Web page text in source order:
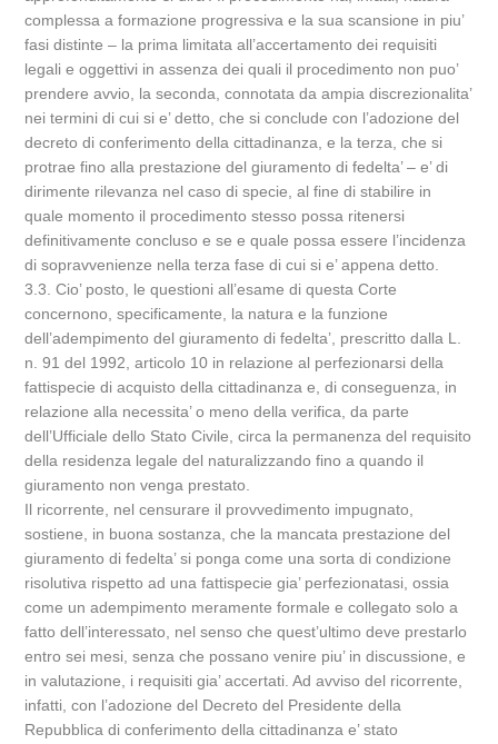
complessa a formazione progressiva e la sua scansione in piu’
fasi distinte – la prima limitata all’accertamento dei requisiti
legali e oggettivi in assenza dei quali il procedimento non puo’
prendere avvio, la seconda, connotata da ampia discrezionalita’
nei termini di cui si e’ detto, che si conclude con l’adozione del
decreto di conferimento della cittadinanza, e la terza, che si
protrae fino alla prestazione del giuramento di fedelta’ – e’ di
dirimente rilevanza nel caso di specie, al fine di stabilire in
quale momento il procedimento stesso possa ritenersi
definitivamente concluso e se e quale possa essere l’incidenza
di sopravvenienze nella terza fase di cui si e’ appena detto.
3.3. Cio’ posto, le questioni all’esame di questa Corte
concernono, specificamente, la natura e la funzione
dell’adempimento del giuramento di fedelta’, prescritto dalla L.
n. 91 del 1992, articolo 10 in relazione al perfezionarsi della
fattispecie di acquisto della cittadinanza e, di conseguenza, in
relazione alla necessita’ o meno della verifica, da parte
dell’Ufficiale dello Stato Civile, circa la permanenza del requisito
della residenza legale del naturalizzando fino a quando il
giuramento non venga prestato.
Il ricorrente, nel censurare il provvedimento impugnato,
sostiene, in buona sostanza, che la mancata prestazione del
giuramento di fedelta’ si ponga come una sorta di condizione
risolutiva rispetto ad una fattispecie gia’ perfezionatasi, ossia
come un adempimento meramente formale e collegato solo a
fatto dell’interessato, nel senso che quest’ultimo deve prestarlo
entro sei mesi, senza che possano venire piu’ in discussione, e
in valutazione, i requisiti gia’ accertati. Ad avviso del ricorrente,
infatti, con l’adozione del Decreto del Presidente della
Repubblica di conferimento della cittadinanza e’ stato